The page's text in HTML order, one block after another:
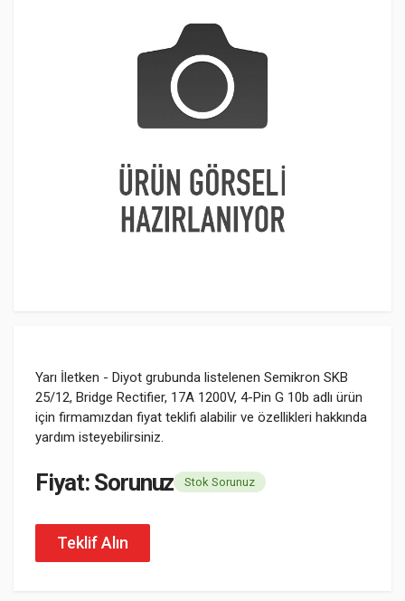
Yarı İletken - Diyot grubunda listelenen Semikron SKB
25/12, Bridge Rectifier, 17A 1200V, 4-Pin G 10b adlı ürün
için firmamızdan fiyat teklifi alabilir ve özellikleri hakkında
yardım isteyebilirsiniz.
Fiyat: Sorunuz Stok Sorunuz
Teklif Alın